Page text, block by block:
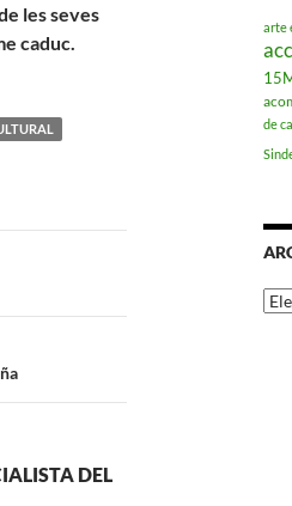
les seves
caduc.
DEL
arte
de